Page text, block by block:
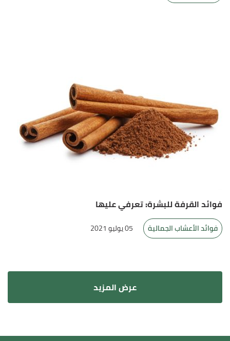
فوائد القرفة للبشرة: تعرفي عليها
فوائد الأعشاب الجمالية 05 يوليو 2021